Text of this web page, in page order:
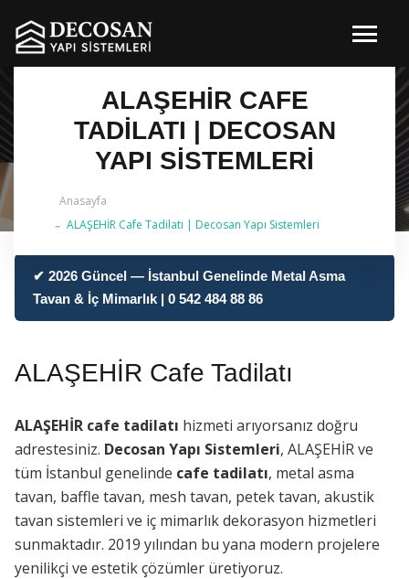
ALAŞEHİR CAFE
TADILATI | DECOSAN
YAPI SISTEMLERI
Anasayfa
ALAŞEHİR Cafe Tadilatı | Decosan Yapı Sistemleri
✔ 2026 Güncel — İstanbul Genelinde Metal Asma
Tavan & İç Mimarlık | 0 542 484 88 86
ALAŞEHİR Cafe Tadilatı
ALAŞEHİR cafe tadilatı hizmeti arıyorsanız doğru
adrestesiniz. Decosan Yapı Sistemleri, ALAŞEHİR ve
tüm İstanbul genelinde cafe tadilatı, metal asma
tavan, baffle tavan, mesh tavan, petek tavan, akustik
tavan sistemleri ve iç mimarlık dekorasyon hizmetleri
sunmaktadır. 2019 yılından bu yana modern projelere
yenilikçi ve estetik çözümler üretiyoruz.